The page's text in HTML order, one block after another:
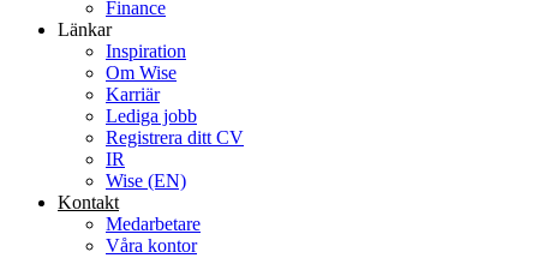
Finance
Länkar
Inspiration
Om Wise
Karriär
Lediga jobb
Registrera ditt CV
IR
Wise (EN)
Kontakt
Medarbetare
Våra kontor